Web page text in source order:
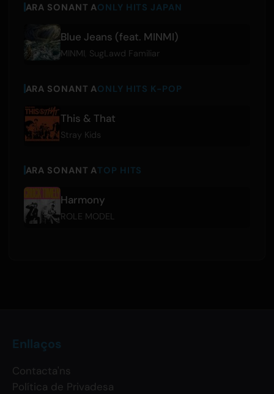
ARA SONANT AONLY HITS JAPAN
Blue Jeans (feat. MINMI)
MINMI SugLawd Familiar
ARA SONANT AONLY HITS K-POP
This & That
Stray Kids
ARA SONANT ATOP HITS
Harmony
ROLE MODEL
Enllaços
Contacta'ns
Política de Privadesa